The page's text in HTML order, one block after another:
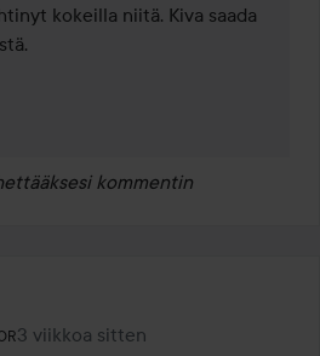
kokeilla niitä. Kiva saada
kommentin
Lyko Creator.
3 viikkoa sitten
Viesti luotiin 3 viikkoa sitten